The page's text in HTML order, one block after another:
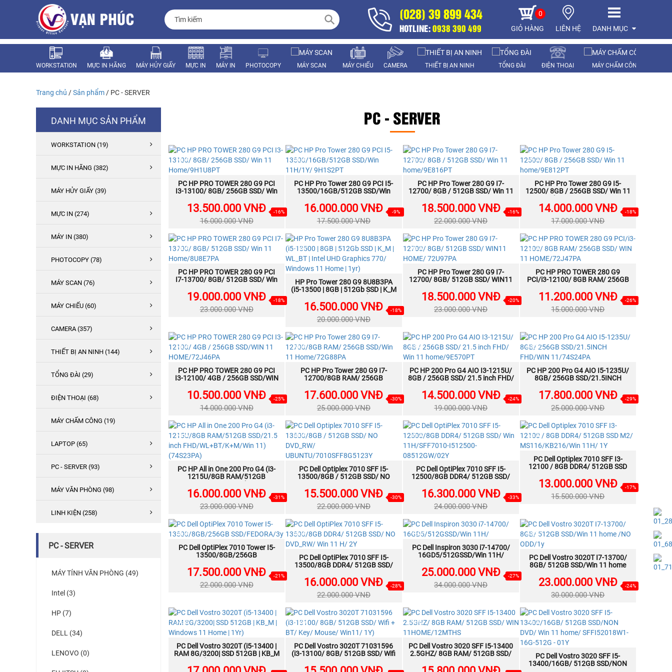
(028) 39 899 434
HOTLINE:0938 390 499
0
GIỎ HÀNG
LIÊN HỆ DANH MỤC
WORKSTATION MỰC IN HÃNG MÁY HỦY GIẤY MỰC IN MÁY IN PHOTOCOPY MÁY SCAN MÁY CHIẾU CAMERA THIẾT BỊ AN NINH TỔNG ĐÀI ĐIỆN THOẠI MÁY CHẤM CÔNG
Trang chủ /Sản phẩm / PC - SERVER
DANH MỤC SẢN PHẨM
WORKSTATION (19)
MỰC IN HÃNG (382)
MÁY HỦY GIẤY (39)
MỰC IN (274)
MÁY IN (380)
PHOTOCOPY (78)
MÁY SCAN (76)
MÁY CHIẾU (60)
CAMERA (357)
THIẾT BỊ AN NINH (144)
TỔNG ĐÀI (29)
ĐIỆN THOẠI (68)
MÁY CHẤM CÔNG (19)
LAPTOP (65)
PC - SERVER (93)
MÁY VĂN PHÒNG (98)
LINH KIỆN (258)
PC - SERVER
MÁY TÍNH VĂN PHÒNG (49)
Intel (3)
HP (7)
DELL (34)
LENOVO (0)
PC - SERVER
NEW
MUA NGAY
PC HP PRO TOWER 280 G9 PCI
I3-13100/ 8GB/ 256GB SSD/ Win
13.500.000 VNĐ
16.000.000 VNĐ
-16%
NEW
MUA NGAY
PC HP Pro Tower 280 G9 PCI I5-
13500/16GB/512GB SSD/Win
16.000.000 VNĐ
17.500.000 VNĐ
-9%
NEW
MUA NGAY
PC HP Pro Tower 280 G9 I7-
12700/ 8GB / 512GB SSD/ Win 11
home/9E816PT
18.500.000 VNĐ
22.000.000 VNĐ
-16%
NEW
MUA NGAY
PC HP Pro Tower 280 G9 I5-
12500/ 8GB / 256GB SSD/ Win 11
home/9E812PT
14.000.000 VNĐ
17.000.000 VNĐ
-18%
NEW
MUA NGAY
PC HP PRO TOWER 280 G9 PCI
I7-13700/ 8GB/ 512GB SSD/ Win
19.000.000 VNĐ
23.000.000 VNĐ
-18%
NEW
MUA NGAY
HP Pro Tower 280 G9 8U8B3PA
(i5-13500 | 8GB | 512Gb SSD | K_M
| WL_BT | Intel UHD Graphics 770/
Windows 11 Home | 1yr)
16.500.000 VNĐ
20.000.000 VNĐ
-18%
NEW
MUA NGAY
PC HP Pro Tower 280 G9 I7-
12700/ 8GB/ 512GB SSD/ WIN11
18.500.000 VNĐ
23.000.000 VNĐ
-20%
NEW
MUA NGAY
PC HP PRO TOWER 280 G9
PCI/i3-12100/ 8GB RAM/ 256GB
11.200.000 VNĐ
15.000.000 VNĐ
-26%
NEW
MUA NGAY
PC HP PRO TOWER 280 G9 PCI
I3-12100/ 4GB / 256GB SSD/WIN
10.500.000 VNĐ
14.000.000 VNĐ
-25%
NEW
MUA NGAY
PC HP Pro Tower 280 G9 I7-
12700/8GB RAM/ 256GB
17.600.000 VNĐ
25.000.000 VNĐ
-30%
NEW
MUA NGAY
PC HP 200 Pro G4 AIO I3-1215U/
8GB / 256GB SSD/ 21.5 inch FHD/
Win 11 home/9E570PT
14.500.000 VNĐ
19.000.000 VNĐ
-24%
NEW
MUA NGAY
PC HP 200 Pro G4 AIO I5-1235U/
8GB/ 256GB SSD/21.5INCH
17.800.000 VNĐ
25.000.000 VNĐ
-29%
NEW
MUA NGAY
PC HP All in One 200 Pro G4 (i3-
1215U/8GB RAM/512GB
SSD/21.5 inch
FHD/WL+BT/K+M/Win 11)
(74S23PA)
16.000.000 VNĐ
23.000.000 VNĐ
-31%
NEW
MUA NGAY
PC Dell Optiplex 7010 SFF I5-
13500/8GB / 512GB SSD/ NO
UBUNTU/7010SFF8G5123Y
15.500.000 VNĐ
22.000.000 VNĐ
-30%
NEW
MUA NGAY
PC Dell OptiPlex 7010 SFF I5-
12500/8GB DDR4/ 512GB SSD/
08512GW/02Y
16.300.000 VNĐ
24.000.000 VNĐ
-33%
NEW
MUA NGAY
PC Dell Optiplex 7010 SFF I3-
12100 / 8GB DDR4/ 512GB SSD
13.000.000 VNĐ
15.500.000 VNĐ
-17%
NEW
MUA NGAY
PC Dell OptiPlex 7010 Tower I5-
13500/8GB/256GB
17.500.000 VNĐ
22.000.000 VNĐ
-21%
NEW
MUA NGAY
PC Dell OptiPlex 7010 SFF I5-
13500/8GB DDR4/ 512GB SSD/
16.000.000 VNĐ
22.000.000 VNĐ
-28%
NEW
MUA NGAY
PC Dell Inspiron 3030 i7-14700/
16GD5/512GSSD/Win 11H/
25.000.000 VNĐ
34.000.000 VNĐ
-27%
NEW
MUA NGAY
PC Dell Vostro 3020T I7-13700/
8GB/ 512GB SSD/Win 11 home
23.000.000 VNĐ
30.000.000 VNĐ
-24%
NEW
MUA NGAY
PC Dell Vostro 3020T (i5-13400 |
RAM 8G/3200| SSD 512GB | KB_M
| Windows 11 Home | 1Yr)
NEW
MUA NGAY
PC Dell Vostro 3020T 71031596
(i3-13100/ 8GB/ 512GB SSD/ Wifi
+ BT/ Key/ Mouse/ Win11/ 1Y)
NEW
MUA NGAY
PC Dell Vostro 3020 SFF I5-13400
2.5GHZ/ 8GB RAM/ 512GB SSD/
NEW
MUA NGAY
PC Dell Vostro 3020 SFF I5-
13400/16GB/ 512GB SSD/NON